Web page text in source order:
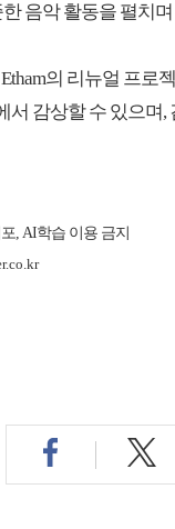
음악 활동을 펼치
의 리뉴얼 프로젝
서 감상할 수 있으며
, AI학습 이용 금지